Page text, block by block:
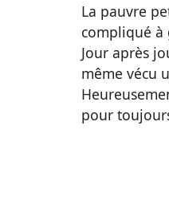
La pauvre
compliqué à
Jour après
même vécu
pour